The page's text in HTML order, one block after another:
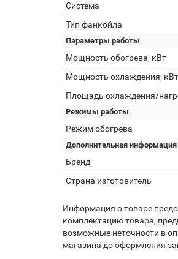
Система
Тип фанкойла
Параметры работы
Мощность обогрева, кВт
Мощность охлаждения, кВт
Площадь охлаждения/
Режимы работы
Режим обогрева
Дополнительная информация
Бренд
Страна изготовитель
Информация о товаре
комплектацию товара,
возможные неточности в
магазина до оформления